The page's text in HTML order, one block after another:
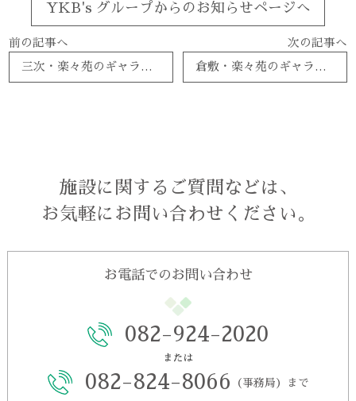
YKB's グループからのお知らせページへ
前の記事へ
三次・楽々苑のギャラリーを更新しました。
次の記事へ
倉敷・楽々苑のギャラリーを更新しました。
施設に関するご質問などは、
お気軽にお問い合わせください。
お電話でのお問い合わせ
082-924-2020
または
082-824-8066 （事務局）まで